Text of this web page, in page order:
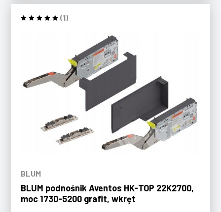
(1)
BLUM
BLUM podnośnik Aventos HK-TOP 22K2700,
moc 1730-5200 grafit, wkręt